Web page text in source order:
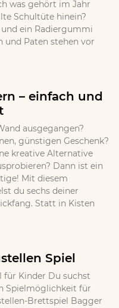
was gehört im Jahr
Schultüte hinein?
ein Radiergummi
und Paten stehen vor
– einfach und
ausgegangen?
günstigen Geschenk?
kreative Alternative
Dann ist ein
Mit diesem
du sechs deiner
Statt in Kisten
Spiel
für Kinder Du suchst
Spielmöglichkeit für
Brettspiel Bagger